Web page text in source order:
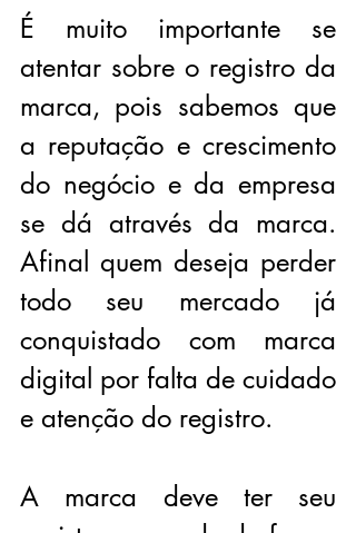
É muito importante se
atentar sobre o registro da
marca, pois sabemos que
a reputação e crescimento
do negócio e da empresa
se dá através da marca.
Afinal quem deseja perder
todo seu mercado já
conquistado com marca
digital por falta de cuidado
e atenção do registro.
A marca deve ter seu